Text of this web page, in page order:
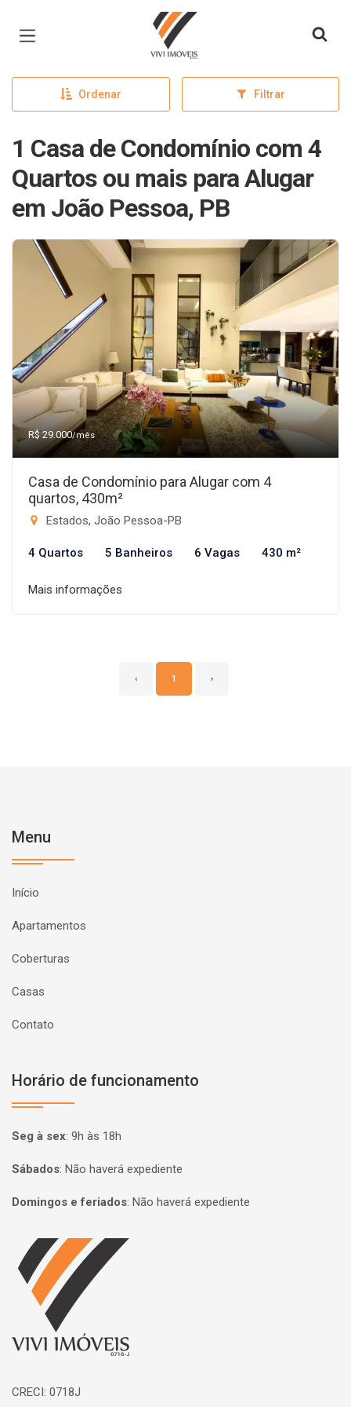
Página inicial
Ordenar Filtrar
1 Casa de Condomínio com 4
Quartos ou mais para Alugar
em João Pessoa, PB
R$ 29.000/mês
Casa de Condomínio para Alugar com 4
quartos, 430m²
Estados, João Pessoa-PB
4 Quartos 5 Banheiros 6 Vagas 430 m²
Mais informações
‹ 1 ›
Menu
Início
Apartamentos
Coberturas
Casas
Contato
Horário de funcionamento
Seg à sex: 9h às 18h
Sábados: Não haverá expediente
Domingos e feriados: Não haverá expediente
Página inicial
CRECI: 0718J